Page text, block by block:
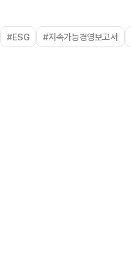
#ESG #지속가능경영보고서